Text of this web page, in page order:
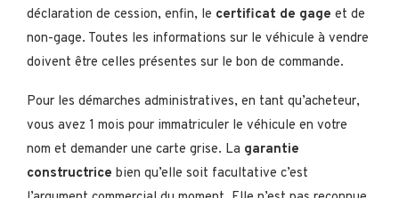
déclaration de cession, enfin, le certificat de gage et de
non-gage. Toutes les informations sur le véhicule à vendre
doivent être celles présentes sur le bon de commande.
Pour les démarches administratives, en tant qu’acheteur,
vous avez 1 mois pour immatriculer le véhicule en votre
nom et demander une carte grise. La garantie
constructrice bien qu’elle soit facultative c’est